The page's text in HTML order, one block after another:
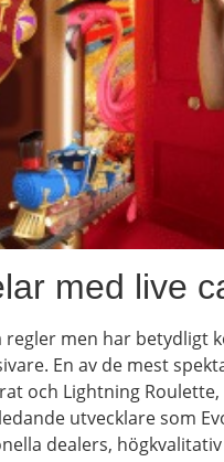
med live
men har betydligt
En av de mest
och Lightning
utvecklare som
dealers,